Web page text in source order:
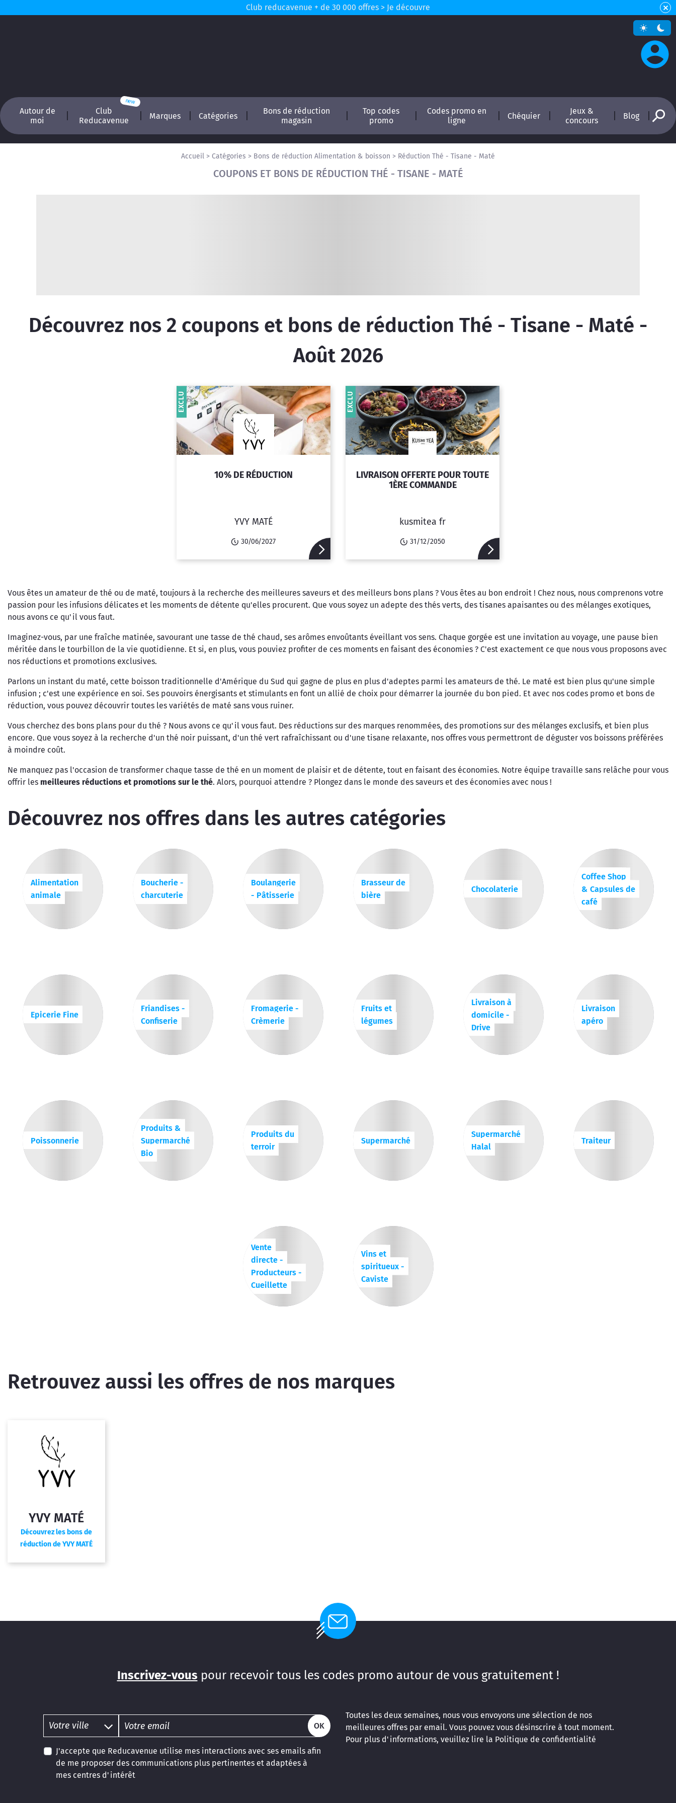
Club reducavenue + de 30 000 offres > Je découvre
Autour de
moi
Club
Reducavenue
Marques Catégories
Bons de réduction
magasin
Top codes
promo
Codes promo en
ligne
Chéquier
Jeux &
concours
Blog
Accueil > Catégories > Bons de réduction Alimentation & boisson > Réduction Thé - Tisane - Maté
COUPONS ET BONS DE RÉDUCTION THÉ - TISANE - MATÉ
Découvrez nos 2 coupons et bons de réduction Thé - Tisane - Maté -
Août 2026
10% DE RÉDUCTION
YVY MATÉ
30/06/2027
EXCLU
LIVRAISON OFFERTE POUR TOUTE
1ÈRE COMMANDE
kusmitea fr
31/12/2050
EXCLU
Vous êtes un amateur de thé ou de maté, toujours à la recherche des meilleures saveurs et des meilleurs bons plans ? Vous êtes au bon endroit ! Chez nous, nous comprenons votre
passion pour les infusions délicates et les moments de détente qu'elles procurent. Que vous soyez un adepte des thés verts, des tisanes apaisantes ou des mélanges exotiques,
nous avons ce qu'il vous faut.
Imaginez-vous, par une fraîche matinée, savourant une tasse de thé chaud, ses arômes envoûtants éveillant vos sens. Chaque gorgée est une invitation au voyage, une pause bien
méritée dans le tourbillon de la vie quotidienne. Et si, en plus, vous pouviez profiter de ces moments en faisant des économies ? C'est exactement ce que nous vous proposons avec
nos réductions et promotions exclusives.
Parlons un instant du maté, cette boisson traditionnelle d'Amérique du Sud qui gagne de plus en plus d'adeptes parmi les amateurs de thé. Le maté est bien plus qu'une simple
infusion ; c'est une expérience en soi. Ses pouvoirs énergisants et stimulants en font un allié de choix pour démarrer la journée du bon pied. Et avec nos codes promo et bons de
réduction, vous pouvez découvrir toutes les variétés de maté sans vous ruiner.
Vous cherchez des bons plans pour du thé ? Nous avons ce qu'il vous faut. Des réductions sur des marques renommées, des promotions sur des mélanges exclusifs, et bien plus
encore. Que vous soyez à la recherche d'un thé noir puissant, d'un thé vert rafraîchissant ou d'une tisane relaxante, nos offres vous permettront de déguster vos boissons préférées
à moindre coût.
Ne manquez pas l'occasion de transformer chaque tasse de thé en un moment de plaisir et de détente, tout en faisant des économies. Notre équipe travaille sans relâche pour vous
offrir les meilleures réductions et promotions sur le thé. Alors, pourquoi attendre ? Plongez dans le monde des saveurs et des économies avec nous !
Découvrez nos offres dans les autres catégories
Alimentation
animale
Boucherie -
charcuterie
Boulangerie
- Pâtisserie
Brasseur de
bière
Chocolaterie
Coffee Shop
& Capsules de
café
Epicerie Fine
Friandises -
Confiserie
Fromagerie -
Crèmerie
Fruits et
légumes
Livraison à
domicile -
Drive
Livraison
apéro
Poissonnerie
Produits &
Supermarché
Bio
Produits du
terroir
Supermarché
Supermarché
Halal
Traiteur
Vente
directe -
Producteurs -
Cueillette
Vins et
spiritueux -
Caviste
Retrouvez aussi les offres de nos marques
YVY MATÉ
Découvrez les bons de
réduction de YVY MATÉ
Inscrivez-vous pour recevoir tous les codes promo autour de vous gratuitement !
OK
J'accepte que Reducavenue utilise mes interactions avec ses emails afin
de me proposer des communications plus pertinentes et adaptées à
mes centres d'intérêt
Toutes les deux semaines, nous vous envoyons une sélection de nos
meilleures offres par email. Vous pouvez vous désinscrire à tout moment.
Pour plus d'informations, veuillez lire la Politique de confidentialité